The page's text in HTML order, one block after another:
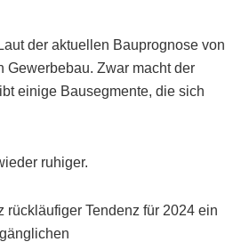
der aktuellen Bauprognose von
Gewerbebau. Zwar macht der
einige Bausegmente, die sich
ruhiger.
Tendenz für 2024 ein